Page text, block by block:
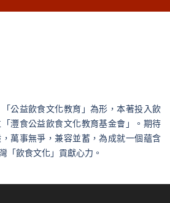
公益飲食文化教育」為形，本著投入飲
灃食公益飲食文化教育基金會」。期待
萬事無爭，兼容並蓄，為成就一個蘊含
「飲食文化」貢獻心力。